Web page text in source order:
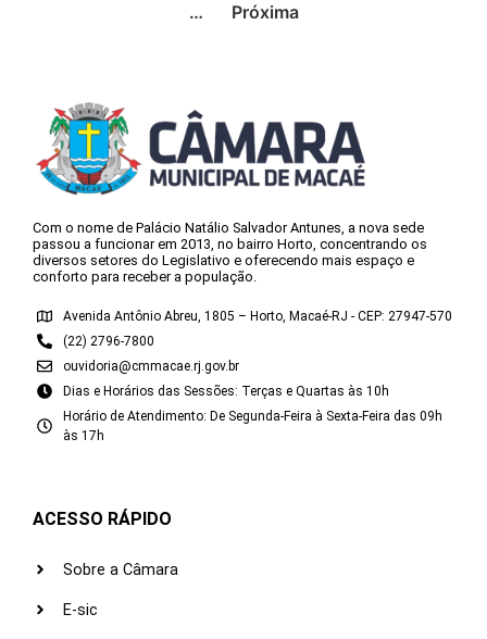
… Próxima
Com o nome de Palácio Natálio Salvador Antunes, a nova sede
passou a funcionar em 2013, no bairro Horto, concentrando os
diversos setores do Legislativo e oferecendo mais espaço e
conforto para receber a população.
Avenida Antônio Abreu, 1805 – Horto, Macaé-RJ - CEP: 27947-570
(22) 2796-7800
ouvidoria@cmmacae.rj.gov.br
Dias e Horários das Sessões: Terças e Quartas às 10h
Horário de Atendimento: De Segunda-Feira à Sexta-Feira das 09h
às 17h
ACESSO RÁPIDO
Sobre a Câmara
E-sic